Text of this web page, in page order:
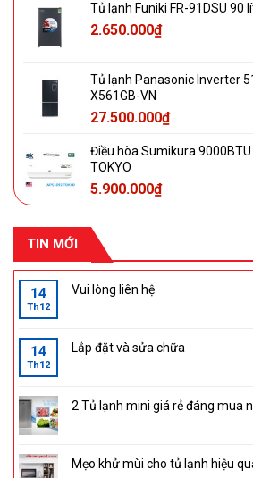
Tủ lạnh Funiki FR-91DSU 90
2.650.000₫
Tủ lạnh Panasonic Inverter
X561GB-VN
27.500.000₫
Điều hòa Sumikura
TOKYO
5.900.000₫
TIN MỚI
14
Th12
Vui lòng liên hệ
14
Th12
Lắp đặt và sửa chữa
2 Tủ lạnh mini giá rẻ đáng mua
Mẹo khử mùi cho tủ lạnh hiệu